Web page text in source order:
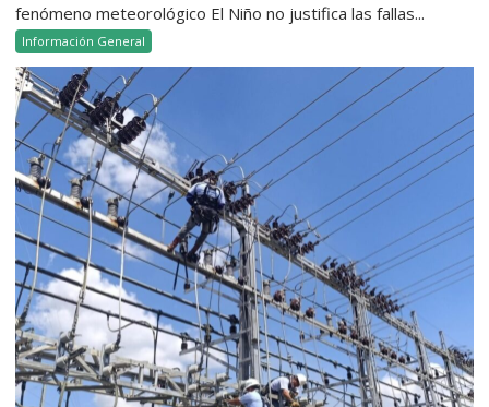
fenómeno meteorológico El Niño no justifica las fallas...
Información General